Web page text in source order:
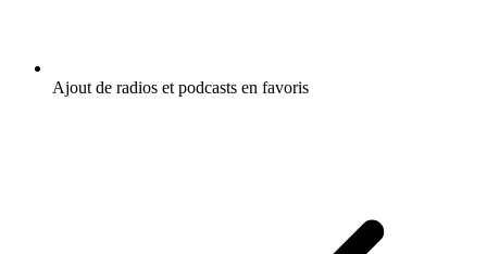
Ajout de radios et podcasts en favoris